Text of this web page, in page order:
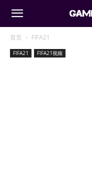
首页 FIFA21
FIFA21 FIFA21视频